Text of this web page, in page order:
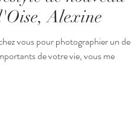
Alexine
vous pour photographier un de
de votre vie, vous me